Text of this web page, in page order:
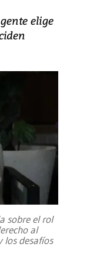
elige
sobre el rol
al
los desafíos